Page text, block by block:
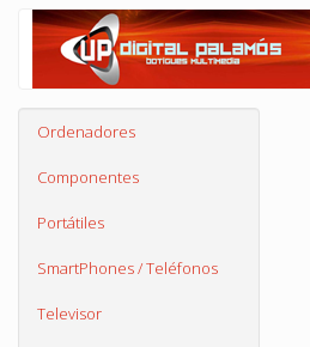
Ordenadores
Componentes
Portátiles
SmartPhones / Teléfonos
Televisor